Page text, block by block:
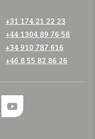
+31 174 21 22 23
+44 1304 89 76 58
+34 910 787 616
+46 8 55 82 86 26